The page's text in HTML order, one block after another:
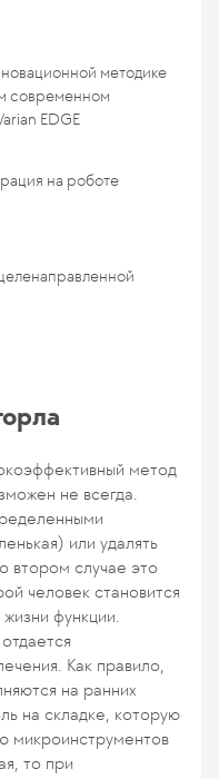
методике
современном
EDGE
на роботе
метод
не всегда.
или удалять
втором случае это
человек становится
функции.
Как правило,
на ранних
на складке, которую
микроинструментов
то при